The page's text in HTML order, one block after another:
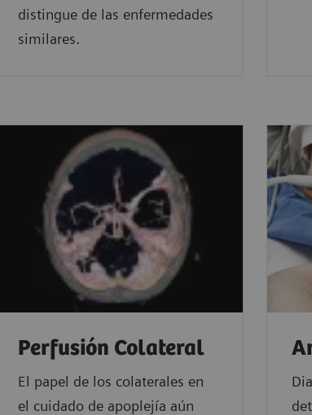
distingue de las enfermedades
similares.
Perfusión Colateral
El papel de los colaterales en
el cuidado de apoplejía aún